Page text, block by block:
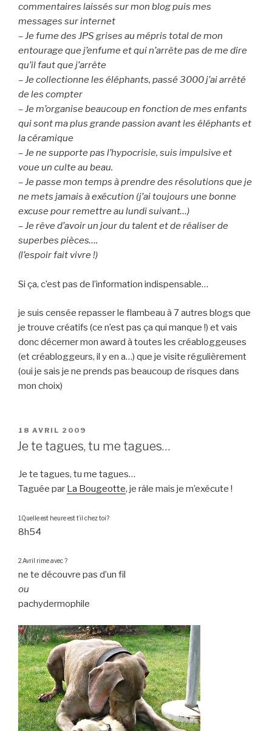
commentaires laissés sur mon blog puis mes
messages sur internet
– Je fume des JPS grises au mépris total de mon
entourage que j’enfume et qui n’arrête pas de me dire
qu’il faut que j’arrête
– Je collectionne les éléphants, passé 3000 j’ai arrêté
de les compter
– Je m’organise beaucoup en fonction de mes enfants
qui sont ma plus grande passion avant les éléphants et
la céramique
– Je ne supporte pas l’hypocrisie, suis impulsive et
voue un culte au beau.
– Je passe mon temps à prendre des résolutions que je
ne mets jamais à exécution (j’ai toujours une bonne
excuse pour remettre au lundi suivant…)
– Je rêve d’avoir un jour du talent et de réaliser de
superbes pièces….
(l’espoir fait vivre !)
Si ça, c’est pas de l’information indispensable…
je suis censée repasser le flambeau à 7 autres blogs que
je trouve créatifs (ce n’est pas ça qui manque !) et vais
donc décerner mon award à toutes les créabloggeuses
(et créabloggeurs, il y en a…) que je visite régulièrement
(oui je sais je ne prends pas beaucoup de risques dans
mon choix)
PUBLIÉ
LE
18 AVRIL 2009
Je te tagues, tu me tagues…
Je te tagues, tu me tagues…
Taguée par La Bougeotte, je râle mais je m’exécute !
1.Quelle est heure est t’il chez toi?
8h54
2.Avril rime avec ?
ne te découvre pas d’un fil
ou
pachydermophile